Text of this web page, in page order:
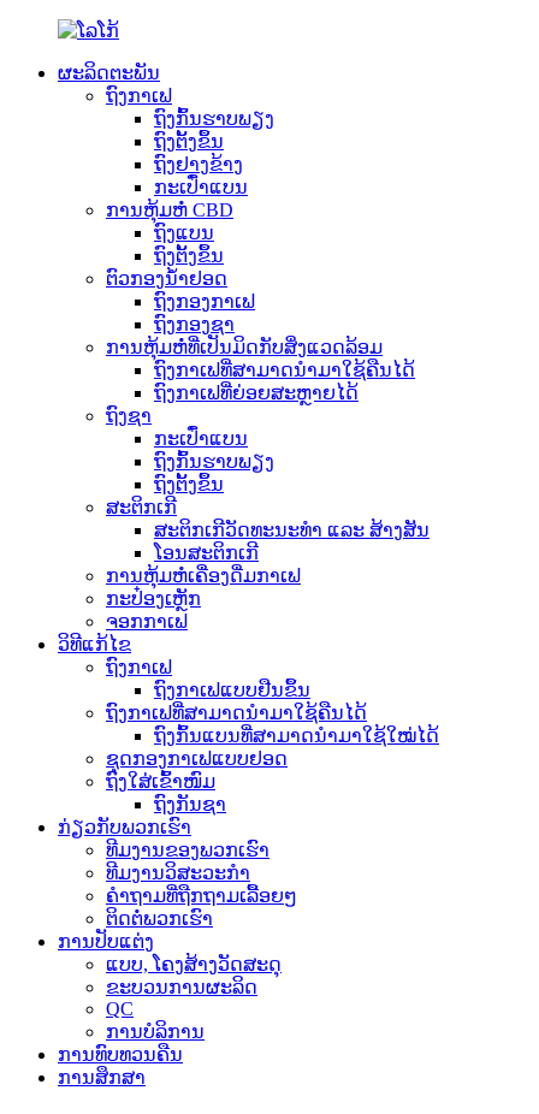
ຜະລິດຕະພັນ
ຖົງກາເຟ
ຖົງກົ້ນຮາບພຽງ
ຖົງຕັ້ງຂຶ້ນ
ຖົງຢາງຂ້າງ
ກະເປົ໋າແບນ
ການຫຸ້ມຫໍ່ CBD
ຖົງແບນ
ຖົງຕັ້ງຂຶ້ນ
ຕົວກອງນ້ຳຢອດ
ຖົງກອງກາເຟ
ຖົງກອງຊາ
ການຫຸ້ມຫໍ່ທີ່ເປັນມິດກັບສິ່ງແວດລ້ອມ
ຖົງກາເຟທີ່ສາມາດນຳມາໃຊ້ຄືນໄດ້
ຖົງກາເຟທີ່ຍ່ອຍສະຫຼາຍໄດ້
ຖົງຊາ
ກະເປົ໋າແບນ
ຖົງກົ້ນຮາບພຽງ
ຖົງຕັ້ງຂຶ້ນ
ສະຕິກເກີ
ສະຕິກເກີວັດທະນະທຳ ແລະ ສ້າງສັນ
ໂອນສະຕິກເກີ
ການຫຸ້ມຫໍ່ເຄື່ອງດື່ມກາເຟ
ກະປ໋ອງເຫຼັກ
ຈອກກາເຟ
ວິທີແກ້ໄຂ
ຖົງກາເຟ
ຖົງກາເຟແບບຢືນຂຶ້ນ
ຖົງກາເຟທີ່ສາມາດນຳມາໃຊ້ຄືນໄດ້
ຖົງກົ້ນແບນທີ່ສາມາດນຳມາໃຊ້ໃໝ່ໄດ້
ຊຸດກອງກາເຟແບບຢອດ
ຖົງໃສ່ເຂົ້າໜົມ
ຖົງກັນຊາ
ກ່ຽວກັບພວກເຮົາ
ທີມງານຂອງພວກເຮົາ
ທີມງານວິສະວະກຳ
ຄຳຖາມທີ່ຖືກຖາມເລື້ອຍໆ
ຕິດຕໍ່ພວກເຮົາ
ການປັບແຕ່ງ
ແບບ, ໂຄງສ້າງວັດສະດຸ
ຂະບວນການຜະລິດ
QC
ການບໍລິການ
ການທົບທວນຄືນ
ການສຶກສາ